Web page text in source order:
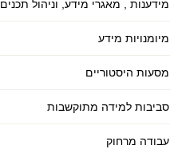
מידענות , מאגרי מידע, וניהול תכנים
מיומנויות מידע
מסעות היסטוריים
סביבות למידה מתוקשבות
עבודה מרחוק